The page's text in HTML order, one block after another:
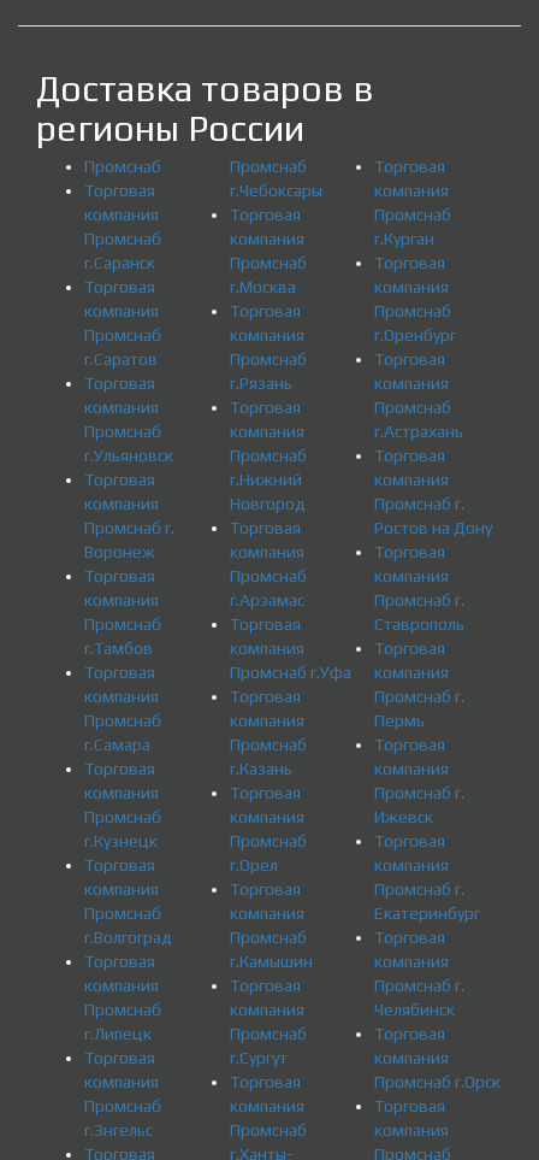
Доставка товаров в
регионы России
Промснаб
Торговая
компания
Промснаб
г.Саранск
Торговая
компания
Промснаб
г.Саратов
Торговая
компания
Промснаб
г.Ульяновск
Торговая
компания
Промснаб г.
Воронеж
Торговая
компания
Промснаб
г.Тамбов
Торговая
компания
Промснаб
г.Самара
Торговая
компания
Промснаб
г.Кузнецк
Торговая
компания
Промснаб
г.Волгоград
Торговая
компания
Промснаб
г.Липецк
Торговая
компания
Промснаб
г.Энгельс
Торговая
Промснаб
г.Чебоксары
Торговая
компания
Промснаб
г.Москва
Торговая
компания
Промснаб
г.Рязань
Торговая
компания
Промснаб
г.Нижний
Новгород
Торговая
компания
Промснаб
г.Арзамас
Торговая
компания
Промснаб г.Уфа
Торговая
компания
Промснаб
г.Казань
Торговая
компания
Промснаб
г.Орел
Торговая
компания
Промснаб
г.Камышин
Торговая
компания
Промснаб
г.Сургут
Торговая
компания
Промснаб
г.Ханты-
Торговая
компания
Промснаб
г.Курган
Торговая
компания
Промснаб
г.Оренбург
Торговая
компания
Промснаб
г.Астрахань
Торговая
компания
Промснаб г.
Ростов на Дону
Торговая
компания
Промснаб г.
Ставрополь
Торговая
компания
Промснаб г.
Пермь
Торговая
компания
Промснаб г.
Ижевск
Торговая
компания
Промснаб г.
Екатеринбург
Торговая
компания
Промснаб г.
Челябинск
Торговая
компания
Промснаб г.Орск
Торговая
компания
Промснаб